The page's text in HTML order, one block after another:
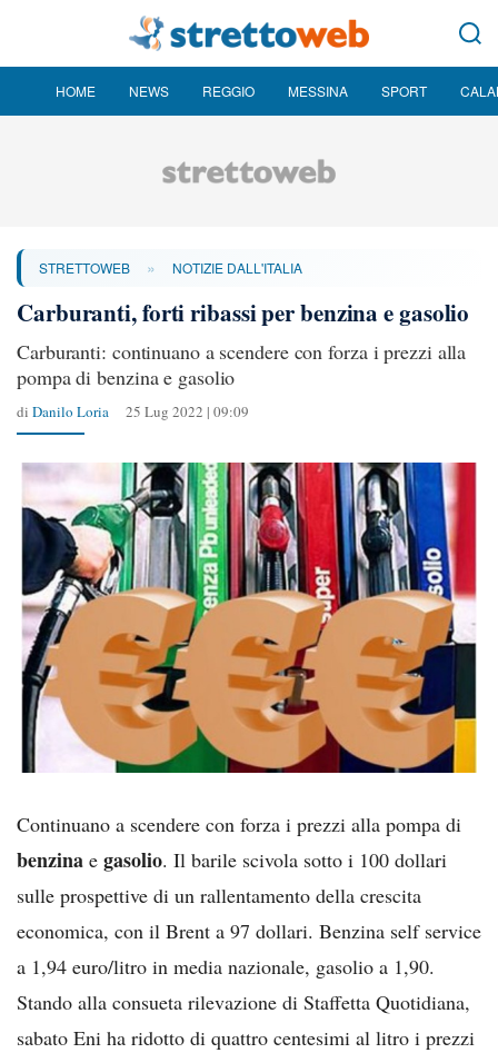
HOME NEWS REGGIO MESSINA SPORT
STRETTOWEB » NOTIZIE DALL'ITALIA
Carburanti, forti ribassi per benzina e gasolio
Carburanti: continuano a scendere con forza i prezzi alla
pompa di benzina e gasolio
di Danilo Loria 25 Lug 2022 | 09:09
Continuano a scendere con forza i prezzi alla pompa di
benzina e gasolio. Il barile scivola sotto i 100 dollari
sulle prospettive di un rallentamento della crescita
economica, con il Brent a 97 dollari. Benzina self service
a 1,94 euro/litro in media nazionale, gasolio a 1,90.
Stando alla consueta rilevazione di Staffetta Quotidiana,
sabato Eni ha ridotto di quattro centesimi al litro i prezzi